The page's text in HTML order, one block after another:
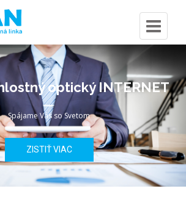
optický INTERNET
Spájame Vás so Svetom
ZISTIŤ VIAC